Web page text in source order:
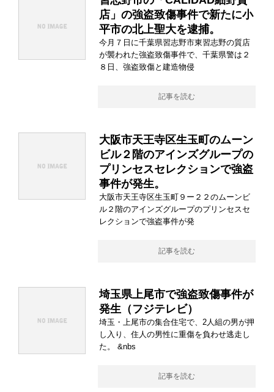
店」の強盗致傷事件で新たに小
平市の北上聖大を逮捕。
今月７日に千葉県習志野市東習志野の質店
が襲われた強盗致傷事件で、千葉県警は２
８日、強盗致傷と建造物侵
記事を読む
大阪市天王寺区生玉町のムーン
ビル２階のアインズグループの
プリンセスセレクションで強盗
事件が発生。
大阪市天王寺区生玉町９ー２２のムーンビ
ル２階のアインズグループのプリンセスセ
レクションで強盗事件が発
記事を読む
埼玉県上尾市で強盗致傷事件が
発生（フジテレビ）
埼玉・上尾市の集合住宅で、2人組の男が押
し入り、住人の男性に重傷を負わせ逃走し
た。 &nbs
記事を読む